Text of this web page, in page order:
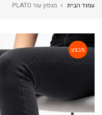
עמוד הבית מגפון עור PLATO
מבצע